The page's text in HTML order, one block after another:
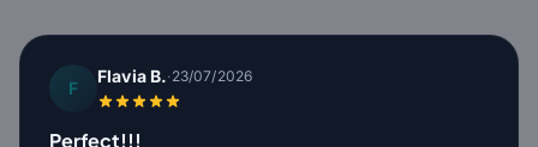
F
Flavia B.·23/07/2026
Perfect!!!